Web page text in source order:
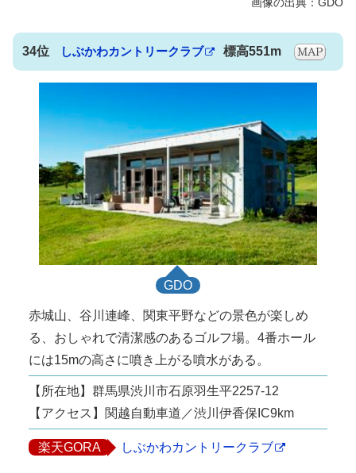
34位 しぶかわカントリークラブ 標高551m
GDO
赤城山、谷川連峰、関東平野などの景色が楽しめ
る、おしゃれで清潔感のあるゴルフ場。4番ホール
には15mの高さに噴き上がる噴水がある。
【所在地】群馬県渋川市石原羽生平2257-12
【アクセス】関越自動車道／渋川伊香保IC9km
楽天GORA しぶかわカントリークラブ